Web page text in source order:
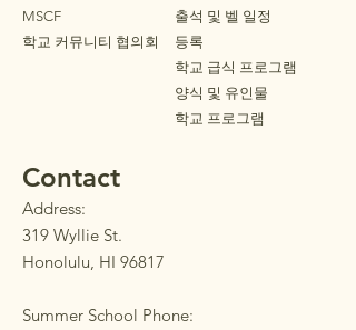
MSCF
학교 커뮤니티 협의회
출석 및 벨 일정
등록
학교 급식 프로그램
양식 및 유인물
학교 프로그램
Contact
Address:
319 Wyllie St.
Honolulu, HI 96817
Summer School Phone: